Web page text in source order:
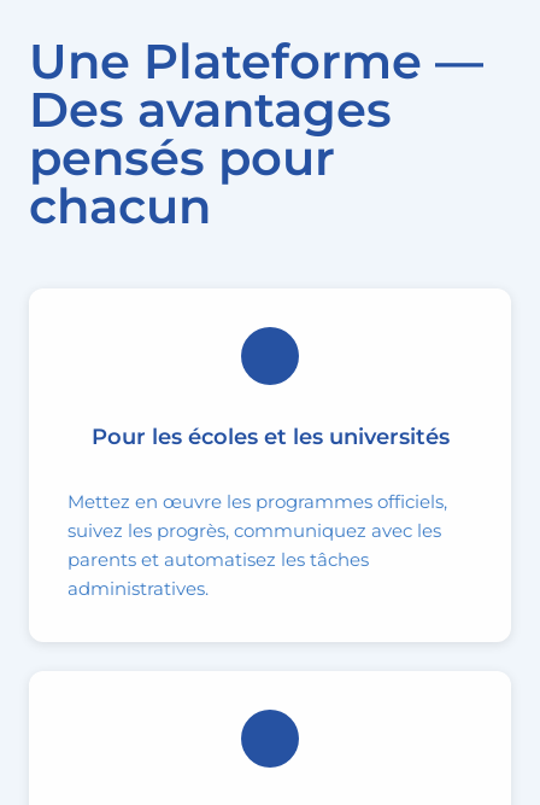
Une Plateforme —
Des avantages
pensés pour
chacun
Pour les écoles et les universités
Mettez en œuvre les programmes officiels,
suivez les progrès, communiquez avec les
parents et automatisez les tâches
administratives.